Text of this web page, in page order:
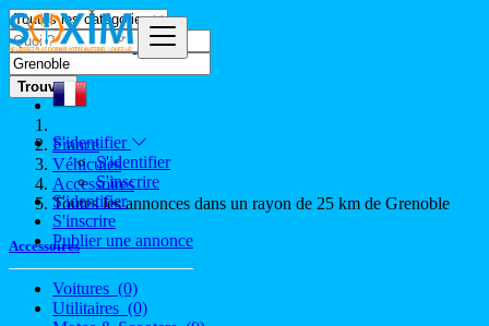
S'identifier
S'identifier
S'inscrire
S'identifier
S'inscrire
Publier une annonce
Trouver
France
Véhicules
Accessoires
Toutes les annonces dans un rayon de 25 km de Grenoble
Accessoires
Voitures (0)
Utilitaires (0)